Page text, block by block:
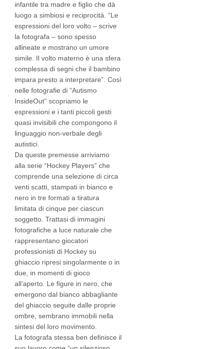
infantile tra madre e figlio che dà
luogo a simbiosi e reciprocità. “Le
espressioni del loro volto – scrive
la fotografa – sono spesso
allineate e mostrano un umore
simile. Il volto materno è una sfera
complessa di segni che il bambino
impara presto a interpretare”. Così
nelle fotografie di “Autismo
InsideOut” scopriamo le
espressioni e i tanti piccoli gesti
quasi invisibili che compongono il
linguaggio non-verbale degli
autistici.
Da queste premesse arriviamo
alla serie “Hockey Players” che
comprende una selezione di circa
venti scatti, stampati in bianco e
nero in tre formati a tiratura
limitata di cinque per ciascun
soggetto. Trattasi di immagini
fotografiche a luce naturale che
rappresentano giocatori
professionisti di Hockey su
ghiaccio ripresi singolarmente o in
due, in momenti di gioco
all’aperto. Le figure in nero, che
emergono dal bianco abbagliante
del ghiaccio seguite dalle proprie
ombre, sembrano immobili nella
sintesi del loro movimento.
La fotografa stessa ben definisce il